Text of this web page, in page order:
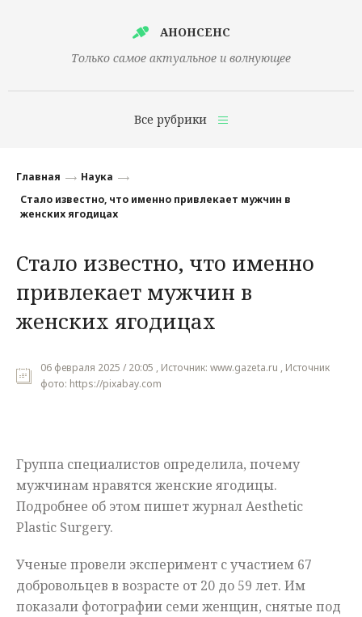
АНОНСЕНС
Только самое актуальное и волнующее
Все рубрики
Финансы
Наука
Культура
Общество
Мнения
Главная
Наука
Стало известно, что именно привлекает мужчин в
женских ягодицах
Стало известно, что именно
привлекает мужчин в
женских ягодицах
06 февраля 2025 / 20:05 , Источник: www.gazeta.ru , Источник
фото: https://pixabay.com
Группа специалистов определила, почему
мужчинам нравятся женские ягодицы.
Подробнее об этом пишет журнал Aesthetic
Plastic Surgery.
Ученые провели эксперимент с участием 67
добровольцев в возрасте от 20 до 59 лет. Им
показали фотографии семи женщин, снятые под